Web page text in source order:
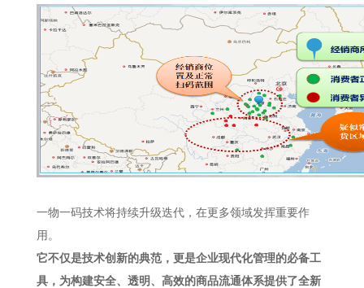
一物一码技术将持续升级迭代，在更多领域发挥重要作
用。
它不仅是技术创新的典范，更是企业现代化管理的必备工
具，为构建安全、透明、高效的商品流通体系提供了全新